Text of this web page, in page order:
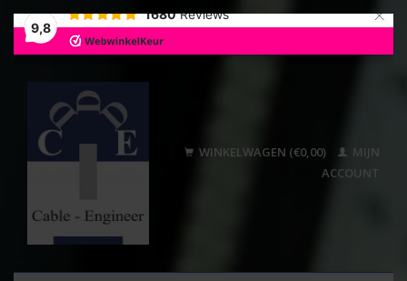
9,8
1680 Reviews ×
WINKELWAGEN (€0,00)
MIJN
ACCOUNT